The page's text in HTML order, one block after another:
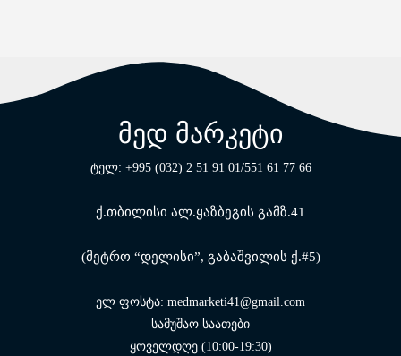
მედ მარკეტი
ტელ: +995 (032) 2 51 91 01/551 61 77 66
ქ.თბილისი ალ.ყაზბეგის გამზ.41
(მეტრო “დელისი”, გაბაშვილის ქ.#5)
ელ ფოსტა: medmarketi41@gmail.com
სამუშაო საათები
ყოველდღე (10:00-19:30)